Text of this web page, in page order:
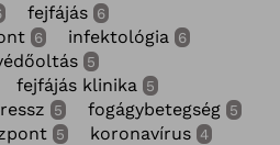
fejfájás 6
6 infektológia 6
5
fejfájás klinika 5
5 fogágybetegség 5
5 koronavírus 4